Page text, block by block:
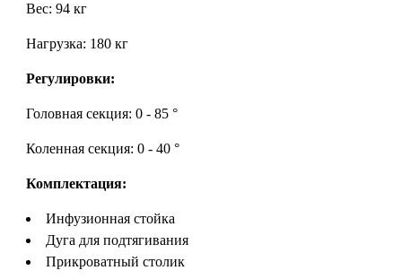
Вес:94 кг
Нагрузка: 180 кг
Регулировки:
Головная секция: 0 - 85 °
Коленная секция: 0 - 40 °
Комплектация:
Инфузионная стойка
Дуга для подтягивания
Прикроватный столик